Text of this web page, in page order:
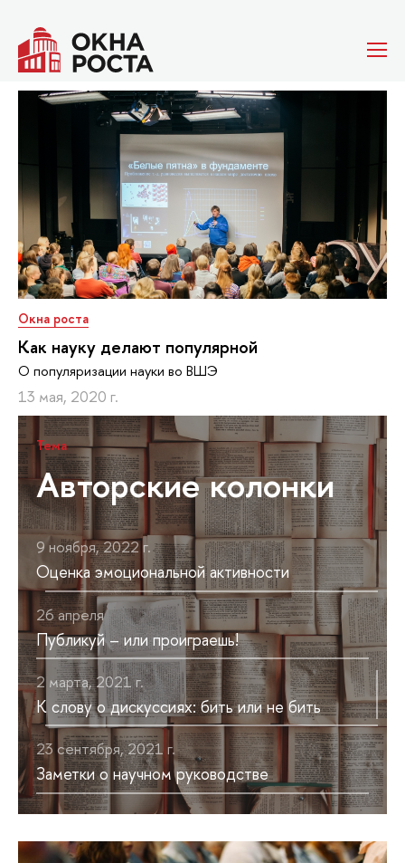
Окна роста
Как науку делают популярной
О популяризации науки во ВШЭ
13 мая, 2020 г.
Тема
Авторские колонки
9 ноября, 2022 г.
Оценка эмоциональной активности
26 апреля
Публикуй – или проиграешь!
2 марта, 2021 г.
К слову о дискуссиях: бить или не бить
23 сентября, 2021 г.
Заметки о научном руководстве